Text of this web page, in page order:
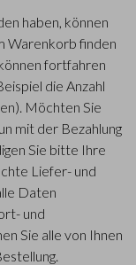
haben, können
Warenkorb finden
fortfahren
die Anzahl
Möchten Sie
mit der Bezahlung
Sie bitte Ihre
Liefer- und
Daten
und
Sie alle von Ihnen